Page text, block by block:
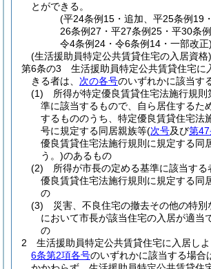
とができる。
(平24条例15・追加、平25条例19
26条例27・平27条例25・平30条
令4条例24・令6条例14・一部改正)
(生活援助員特定公共賃貸住宅の入居資格)
第6条の3
生活援助員特定公共賃貸住宅に
きる者は、 次の各号のいずれかに該当す
(1)
所得が特定優良賃貸住宅法施行規
準に該当するもので、自ら居住するた
するもののうち、特定優良賃貸住宅法
号に規定する同居親族等(次号及び第47
優良賃貸住宅法施行規則に規定する同
う。)のあるもの
(2)
所得が市長の定める基準に該当する
優良賃貸住宅法施行規則に規定する同
の
(3)
災害、不良住宅の撤去その他の特別
において市長が該当住宅の入居が適当
の
2
生活援助員特定公共賃貸住宅に入居しよ
6条第2項各号のいずれかに該当する場合